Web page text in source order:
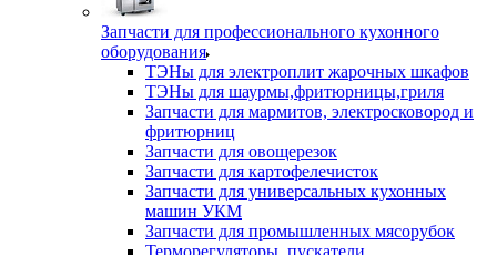
Запчасти для профессионального кухонного
оборудования
ТЭНы для электроплит жарочных шкафов
ТЭНы для шаурмы,фритюрницы,гриля
Запчасти для мармитов, электросковород и
фритюрниц
Запчасти для овощерезок
Запчасти для картофелечисток
Запчасти для универсальных кухонных
машин УКМ
Запчасти для промышленных мясорубок
Терморегуляторы, пускатели,